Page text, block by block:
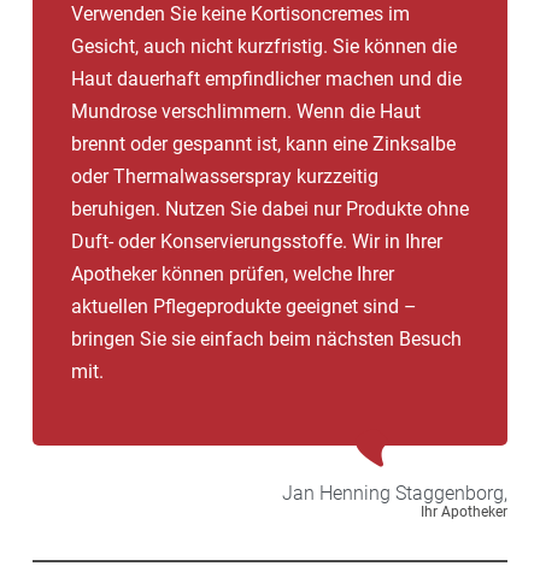
Verwenden Sie keine Kortisoncremes im
Gesicht, auch nicht kurzfristig. Sie können die
Haut dauerhaft empfindlicher machen und die
Mundrose verschlimmern. Wenn die Haut
brennt oder gespannt ist, kann eine Zinksalbe
oder Thermalwasserspray kurzzeitig
beruhigen. Nutzen Sie dabei nur Produkte ohne
Duft- oder Konservierungsstoffe. Wir in Ihrer
Apotheker können prüfen, welche Ihrer
aktuellen Pflegeprodukte geeignet sind –
bringen Sie sie einfach beim nächsten Besuch
mit.
Jan Henning Staggenborg,
Ihr Apotheker